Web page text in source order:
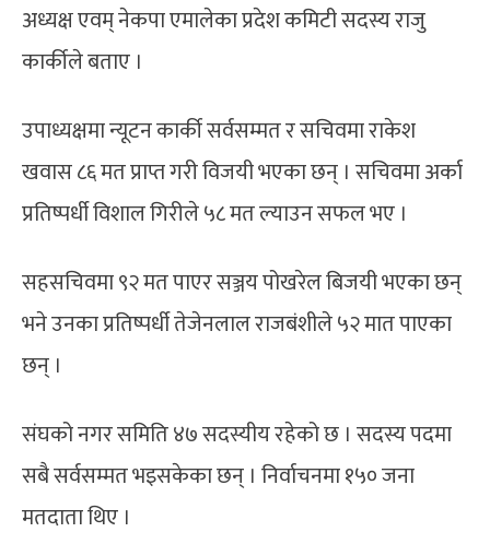
अध्यक्ष एवम् नेकपा एमालेका प्रदेश कमिटी सदस्य राजु
कार्कीले बताए ।
उपाध्यक्षमा न्यूटन कार्की सर्वसम्मत र सचिवमा राकेश
खवास ८६ मत प्राप्त गरी विजयी भएका छन् । सचिवमा अर्का
प्रतिष्पर्धी विशाल गिरीले ५८ मत ल्याउन सफल भए ।
सहसचिवमा ९२ मत पाएर सञ्जय पोखरेल बिजयी भएका छन्
भने उनका प्रतिष्पर्धी तेजेनलाल राजबंशीले ५२ मात पाएका
छन् ।
संघको नगर समिति ४७ सदस्यीय रहेको छ । सदस्य पदमा
सबै सर्वसम्मत भइसकेका छन् । निर्वाचनमा १५० जना
मतदाता थिए ।